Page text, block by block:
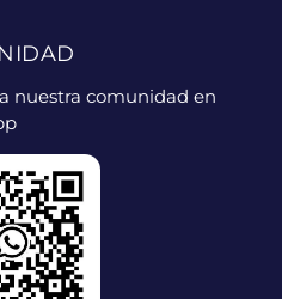
nuestra comunidad en